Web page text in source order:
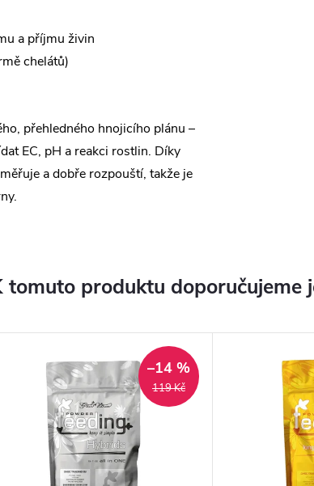
a příjmu živin
chelátů)
přehledného hnojicího plánu –
EC, pH a reakci rostlin. Díky
a dobře rozpouští, takže je
tomuto produktu doporučujeme
119 Kč
–14 %